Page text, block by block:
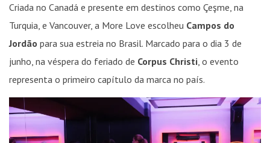
Criada no Canadá e presente em destinos como Çeşme, na
Turquia, e Vancouver, a More Love escolheu Campos do
Jordão para sua estreia no Brasil. Marcado para o dia 3 de
junho, na véspera do feriado de Corpus Christi , o evento
representa o primeiro capítulo da marca no país.